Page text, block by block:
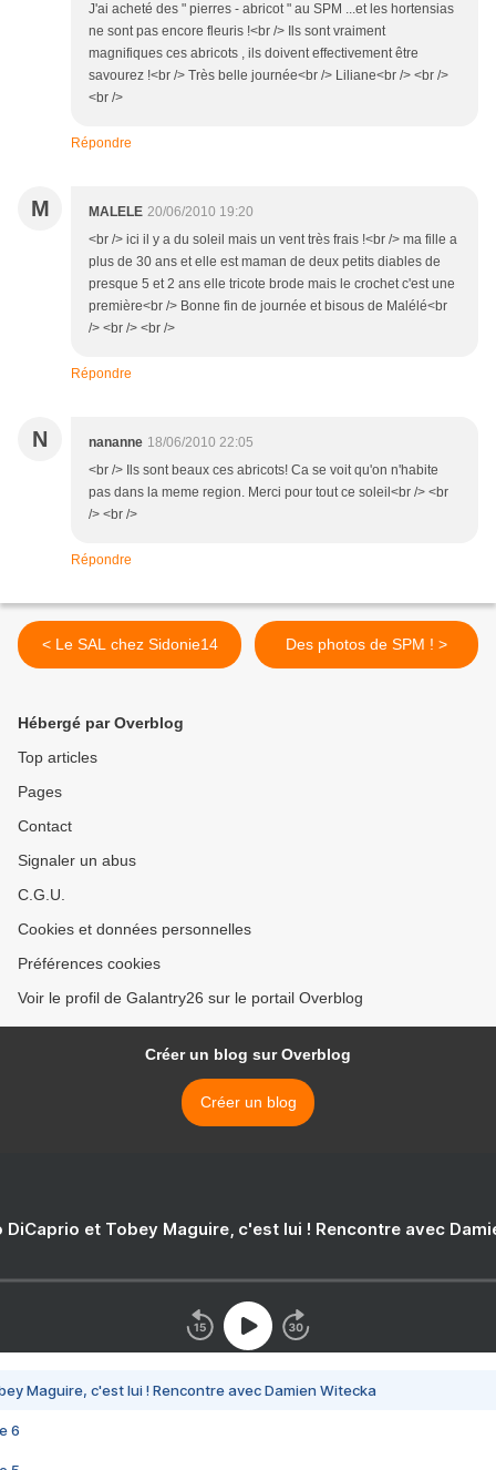
J'ai acheté des " pierres - abricot " au SPM ...et les hortensias
ne sont pas encore fleuris !<br /> Ils sont vraiment
magnifiques ces abricots , ils doivent effectivement être
savourez !<br /> Très belle journée<br /> Liliane<br /> <br />
<br />
Répondre
M MALELE 20/06/2010 19:20
<br /> ici il y a du soleil mais un vent très frais !<br /> ma fille a
plus de 30 ans et elle est maman de deux petits diables de
presque 5 et 2 ans elle tricote brode mais le crochet c'est une
première<br /> Bonne fin de journée et bisous de Malélé<br
/> <br /> <br />
Répondre
N nananne 18/06/2010 22:05
<br /> Ils sont beaux ces abricots! Ca se voit qu'on n'habite
pas dans la meme region. Merci pour tout ce soleil<br /> <br
/> <br />
Répondre
< Le SAL chez Sidonie14 Des photos de SPM ! >
Hébergé par Overblog
Top articles
Pages
Contact
Signaler un abus
C.G.U.
Cookies et données personnelles
Préférences cookies
Voir le profil de Galantry26 sur le portail Overblog
Créer un blog sur Overblog
Créer un blog
DiCaprio et Tobey Maguire, c'est lui ! Rencontre avec
Maguire, c'est lui ! Rencontre avec Damien Witecka
6